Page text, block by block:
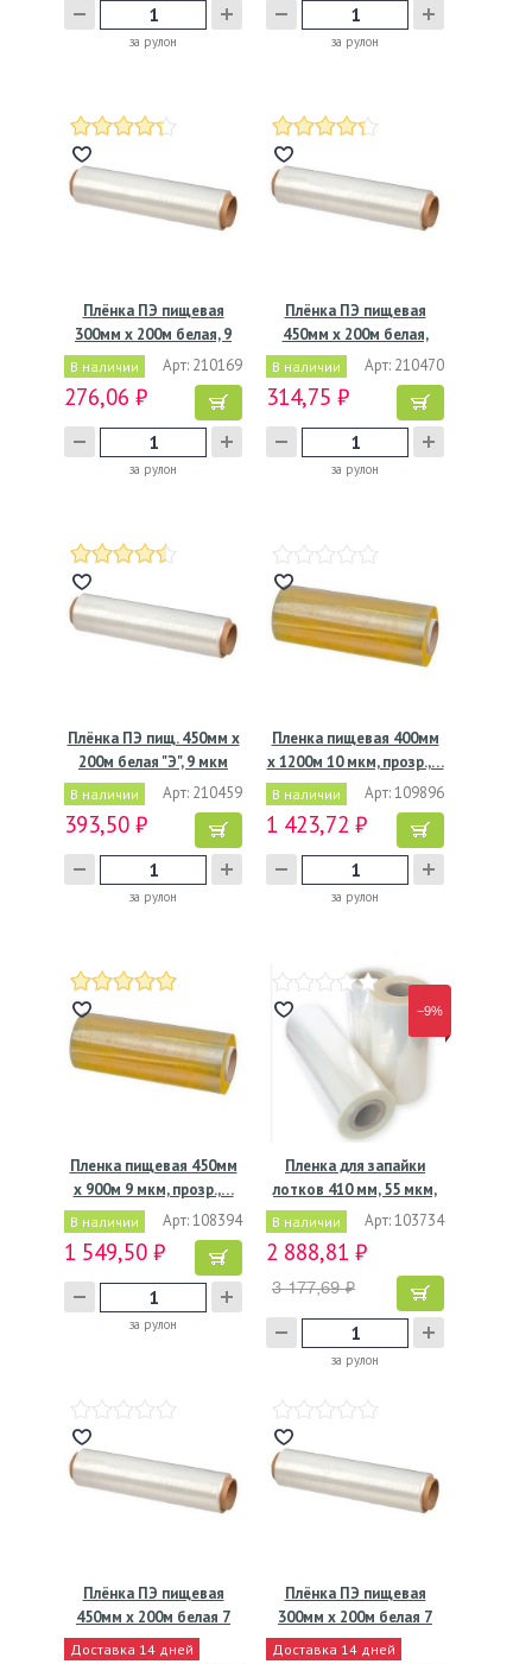
за рулон за рулон
Плёнка ПЭ пищевая
300мм х 200м белая, 9
мкм
В наличии Арт: 210169
276,06 ₽
за рулон
Плёнка ПЭ пищевая
450мм х 200м белая,
7мкм,…
В наличии Арт: 210470
314,75 ₽
за рулон
Плёнка ПЭ пищ. 450мм х
200м белая "Э", 9 мкм
В наличии Арт: 210459
393,50 ₽
за рулон
Пленка пищевая 400мм
х 1200м 10 мкм, прозр.,…
В наличии Арт: 109896
1 423,72 ₽
за рулон
Пленка пищевая 450мм
х 900м 9 мкм, прозр.,…
В наличии Арт: 108394
1 549,50 ₽
за рулон
−9%
Пленка для запайки
лотков 410 мм, 55 мкм,
9…
В наличии Арт: 103734
2 888,81 ₽
3 177,69 ₽
за рулон
Плёнка ПЭ пищевая
450мм х 200м белая 7
мкм…
Доставка 14 дней
Плёнка ПЭ пищевая
300мм х 200м белая 7
мкм
Доставка 14 дней